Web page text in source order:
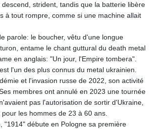
strident, tandis que la batterie libère
à tout rompre, comme si une machine allait
parole: le boucher, vêtu d'une longue
entame le chant guttural du death metal
en anglais: "Un jour, l'Empire tombera".
l'un des plus connus du metal ukrainien.
et l'invasion russe de 2022, son activité
membres ont annulé en 2023 une tournée
pas l'autorisation de sortir d'Ukraine,
les hommes de 23 à 60 ans.
"1914" débute en Pologne sa première